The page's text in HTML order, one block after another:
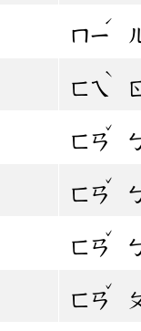
ㄇㄧ
ˊ
ㄈㄟ
ˋ
ㄈㄢ
ˇ
ㄈㄢ
ˇ
ㄈㄢ
ˇ
ㄈㄢ
ˇ